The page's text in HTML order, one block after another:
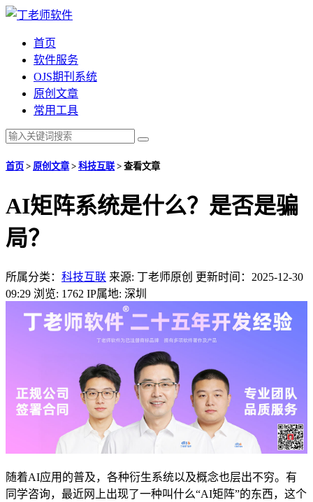
首页
软件服务
OJS期刊系统
原创文章
常用工具
首页 > 原创文章> 科技互联> 查看文章
AI矩阵系统是什么？是否是骗
局？
所属分类： 科技互联 来源: 丁老师原创 更新时间：2025-12-30
09:29 浏览: 1762 IP属地: 深圳
随着AI应用的普及，各种衍生系统以及概念也层出不穷。有
同学咨询，最近网上出现了一种叫什么“AI矩阵”的东西，这个